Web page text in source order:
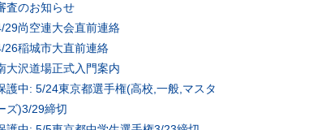
査のお知らせ
29尚空連大会直前連絡
26稲城市大直前連絡
大沢道場正式入門案内
護中: 5/24東京都選手権(高校,一般,マスタ
ズ)3/29締切